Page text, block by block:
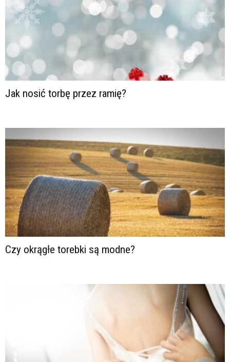
Jak nosić torbę przez ramię?
Czy okrągłe torebki są modne?